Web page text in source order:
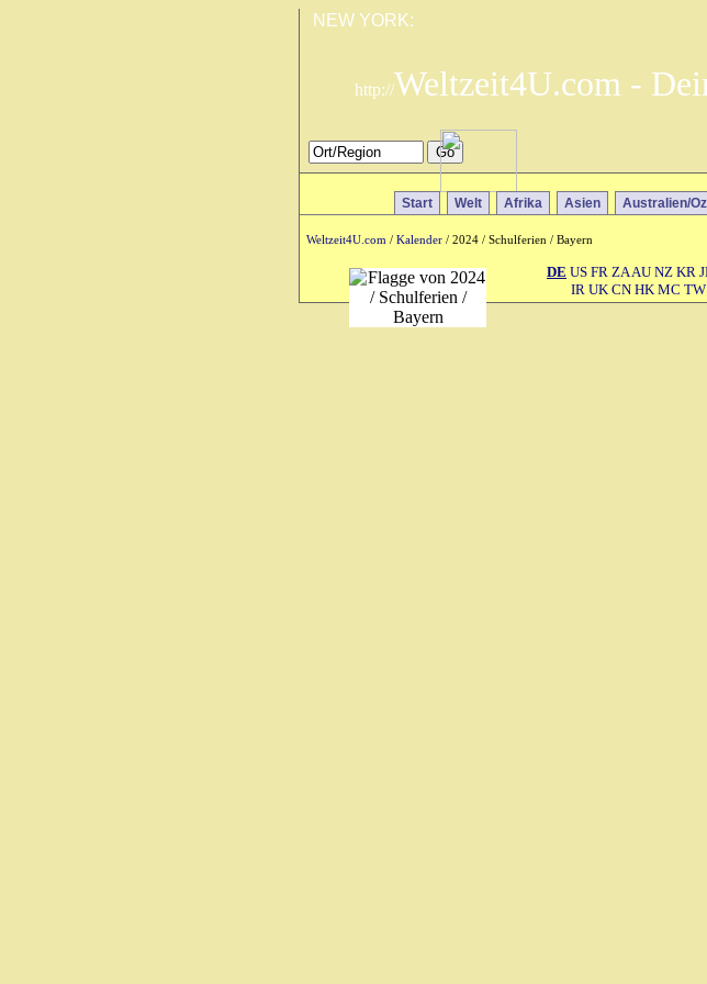
NEW YORK:
http://Weltzeit4U.com -
Start Welt Afrika Asien Australien/
Weltzeit4U.com / Kalender / 2024 / Schulferien / Bayern
DE US FR ZAAU NZ KR
IR UK CN HK MC TW